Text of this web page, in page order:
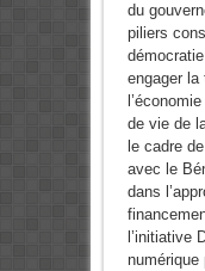
du
piliers
engager la
de vie de
le cadre
avec le
dans
l’initiative
numérique